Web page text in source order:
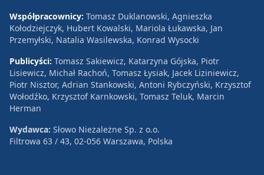
Współpracownicy: Tomasz Duklanowski, Agnieszka
Kołodziejczyk, Hubert Kowalski, Mariola Łukawska, Jan
Przemyłski, Natalia Wasilewska, Konrad Wysocki
Publicyści: Tomasz Sakiewicz, Katarzyna Gójska, Piotr
Lisiewicz, Michał Rachoń, Tomasz Łysiak, Jacek Liziniewicz,
Piotr Nisztor, Adrian Stankowski, Antoni Rybczyński, Krzysztof
Wołodźko, Krzysztof Karnkowski, Tomasz Teluk, Marcin
Herman
Wydawca: Słowo Niezależne Sp. z o.o.
Filtrowa 63 / 43, 02-056 Warszawa, Polska